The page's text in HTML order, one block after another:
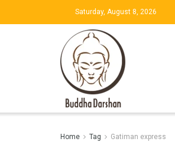
Saturday, August 8, 2026
Home Tag Gatiman express